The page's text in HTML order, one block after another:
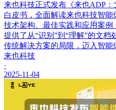
来也科技正式发布《来也ADP：
白皮书，全面解读来也科技智能
技术架构、最佳实践和应用案
提供了从“识别”到“理解”的文
传统解决方案的局限，迈入智能
来也科技
·
2025-11-04